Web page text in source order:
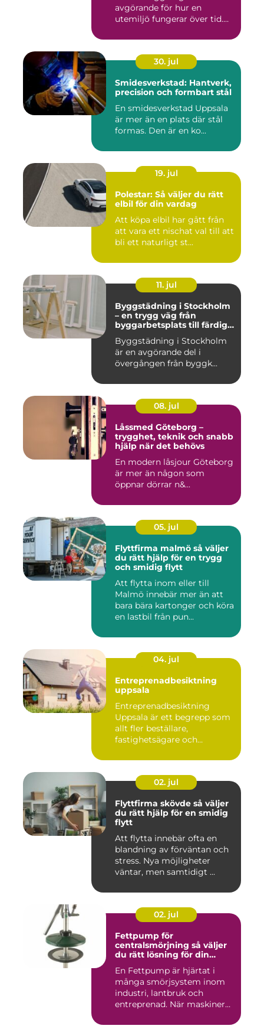
avgörande för hur en
utemiljö fungerar över tid.
30. jul
Smidesverkstad: Hantverk,
precision och formbart stål
En smidesverkstad Uppsala
är mer än en plats där stål
formas. Den är en ko...
19. jul
Polestar: Så väljer du rätt
elbil för din vardag
Att köpa elbil har gått från
att vara ett nischat val till att
bli ett naturligt st...
11. jul
Byggstädning i Stockholm
– en trygg väg från
byggarbetsplats till färdig
Byggstädning i Stockholm
är en avgörande del i
övergången från byggk...
08. jul
Låssmed Göteborg –
trygghet, teknik och snabb
hjälp när det behövs
En modern låsjour Göteborg
är mer än någon som
öppnar dörrar n&...
05. jul
Flyttfirma malmö så väljer
du rätt hjälp för en trygg
och smidig flytt
Att flytta inom eller till
Malmö innebär mer än att
bara bära kartonger och köra
en lastbil från pun...
04. jul
Entreprenadbesiktning
uppsala
Entreprenadbesiktning
Uppsala är ett begrepp som
allt fler beställare,
fastighetsägare och
02. jul
Flyttfirma skövde så väljer
du rätt hjälp för en smidig
flytt
Att flytta innebär ofta en
blandning av förväntan och
stress. Nya möjligheter
väntar, men samtidigt ...
02. jul
Fettpump för
centralsmörjning så väljer
du rätt lösning för din
En Fettpump är hjärtat i
många smörjsystem inom
industri, lantbruk och
entreprenad. När maskiner